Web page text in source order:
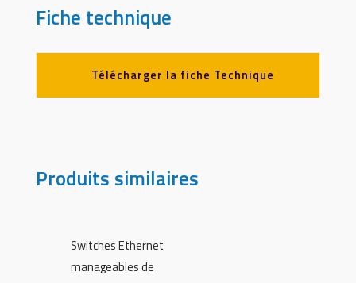
Fiche technique
Télécharger la fiche Technique
Produits similaires
Switches Ethernet
manageables de